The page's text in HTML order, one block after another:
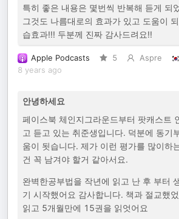
특히 좋은 내용은 몇번씩 반복해 듣게 되
그것도 나름대로의 효과가 있고 도움이
습효과!!! 두분께 진짜 감사드려요!!
Apple Podcasts 5 Aspre
8 years ago
안녕하세요
페이스북 체인지그라운드부터 팟캐스트
고 듣고 있는 취준생입니다. 덕분에 동기
움이 됫습니다. 제가 이런 평가를 많이하
건 꼭 남겨야 할거 같아서요.
완벽한공부법을 작년에 읽고 난 후 부터
기 시작했어요 감사합니다. 책과 절교했
읽고 5개월만에 15권을 읽엇어요